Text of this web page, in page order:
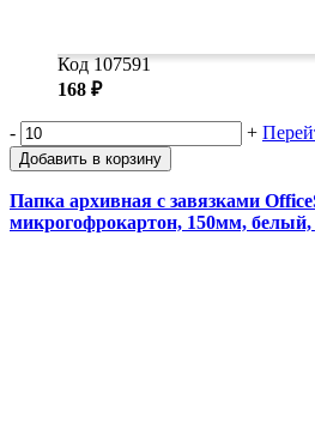
Код 107591
168 ₽
- +
Добавить в корзину
Папка архивная с завязками
микрогофрокартон, 150мм, белый,